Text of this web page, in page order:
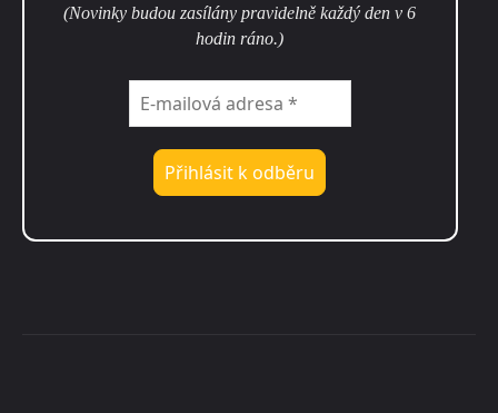
(Novinky budou zasílány pravidelně každý den v 6
hodin ráno.)